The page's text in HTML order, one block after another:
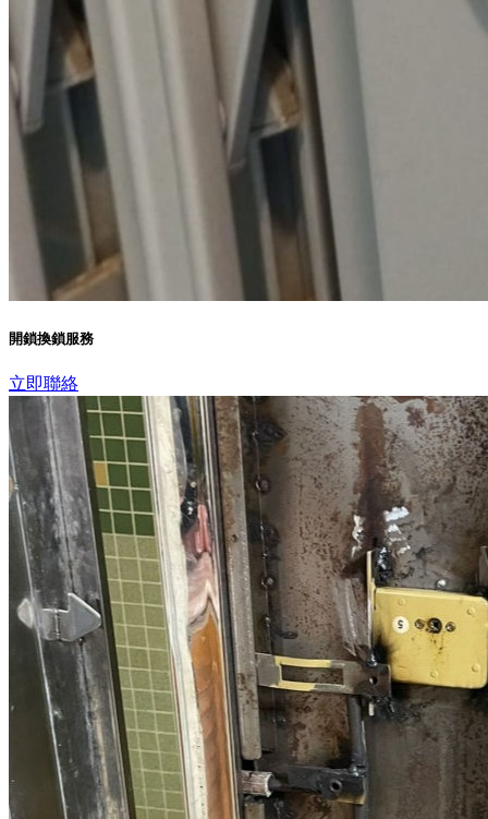
開鎖換鎖服務
立即聯絡